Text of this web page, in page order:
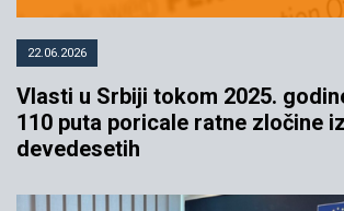
22.06.2026
Vlasti u Srbiji tokom 2025.
110 puta poricale ratne zločine iz
devedesetih